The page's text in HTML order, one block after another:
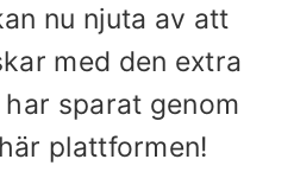
nu njuta av att
med den extra
sparat genom
plattformen!